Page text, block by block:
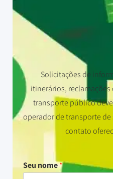
Solicitações de
itinerários,
transporte público
operador de transporte
contato
Seu nome*